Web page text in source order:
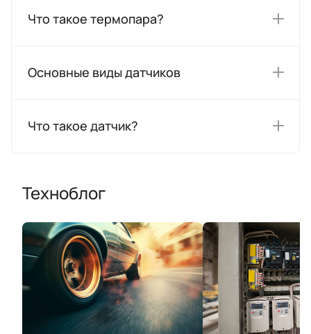
Что такое термопара?
Основные виды датчиков
Что такое датчик?
Техноблог